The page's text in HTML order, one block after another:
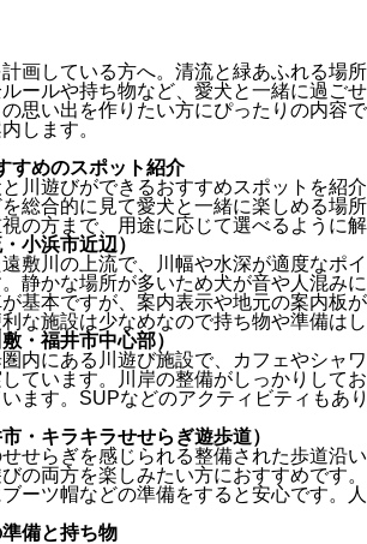
画している方へ。清流と緑あふれる場
ールや持ち物など、愛犬と一緒に過ご
思い出を作りたい方にぴったりの内容
します。
すめのスポット紹介
川遊びができるおすすめスポットを紹
総合的に見て愛犬と一緒に楽しめる場
の方まで、用途に応じて選べるように
小浜市近辺）
敷川の上流で、川幅や水深が適度なポ
静かな場所が多いため犬が音や人混み
基本ですが、案内表示や地元の案内板
な施設は少なめなので持ち物や準備は
・福井市中心部）
内にある川遊び施設で、カフェやシャ
ています。川岸の整備がしっかりして
ます。SUPなどのアクティビティもあ
・キラキラせせらぎ遊歩道）
せらぎを感じられる整備された歩道沿
の両方を楽しみたい方におすすめです
ーツ帽などの準備をすると安心です。
備と持ち物